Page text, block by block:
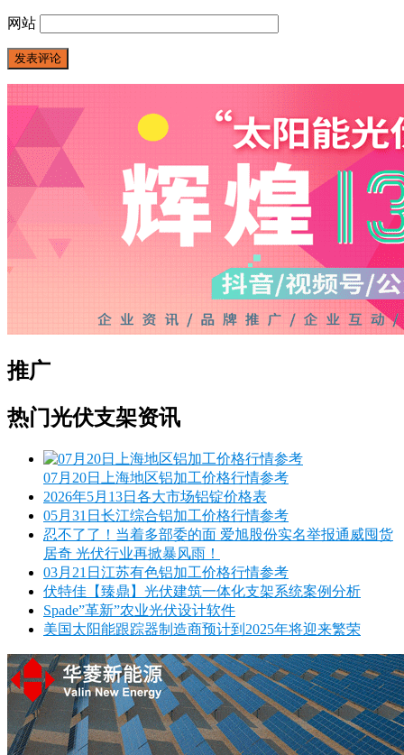
网站
推广
热门光伏支架资讯
07月20日上海地区铝加工价格行情参考
2026年5月13日各大市场铝锭价格表
05月31日长江综合铝加工价格行情参考
忍不了了！当着多部委的面 爱旭股份实名举报通威囤货
居奇 光伏行业再掀暴风雨！
03月21日江苏有色铝加工价格行情参考
伏特佳【臻鼎】光伏建筑一体化支架系统案例分析
Spade”革新”农业光伏设计软件
美国太阳能跟踪器制造商预计到2025年将迎来繁荣